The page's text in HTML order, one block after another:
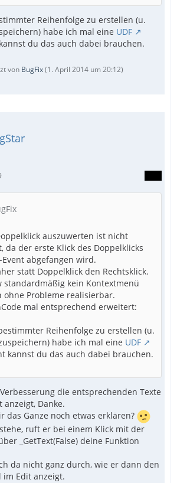
Reihenfolge zu erstellen (u.
habe ich mal eine UDF
du das auch dabei brauchen.
von BugFix(1. April 2014 um 20:12)
auszuwerten ist nicht
da der erste Klick des Doppelklicks
abgefangen wird.
statt Doppelklick den Rechtsklick.
standardmäßig kein Kontextmenü
ohne Probleme realisierbar.
mal entsprechend erweitert:
Reihenfolge zu erstellen (u.
habe ich mal eine UDF
kannst du das auch dabei brauchen.
die entsprechenden Texte
Danke.
das Ganze noch etwas erklären?
ruft er bei einem Klick mit der
_GetText(False) deine Funktion
da nicht ganz durch, wie er dann den
Edit anzeigt.